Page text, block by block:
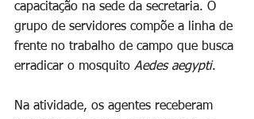
capacitação na sede da secretaria. O
grupo de servidores compõe a linha de
frente no trabalho de campo que busca
erradicar o mosquito Aedes aegypti.
Na atividade, os agentes receberam